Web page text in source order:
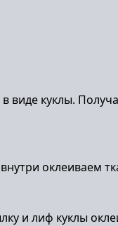
куклы.
оклеиваем
и лиф куклы